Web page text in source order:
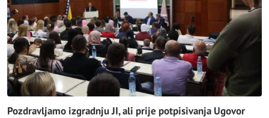
Pozdravljamo izgradnju JI, ali prije potpisivanja Ugovor